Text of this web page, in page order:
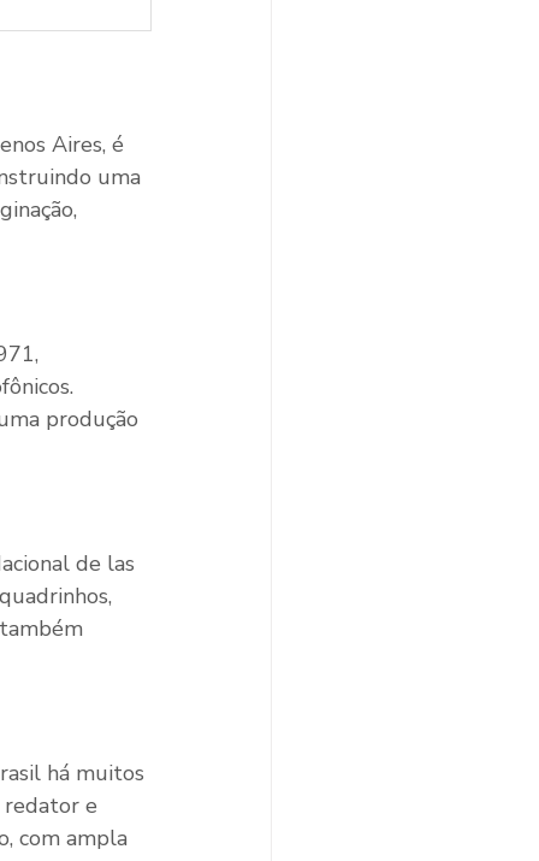
Aires, é
uma
produção
de las
há muitos
redator e
com ampla